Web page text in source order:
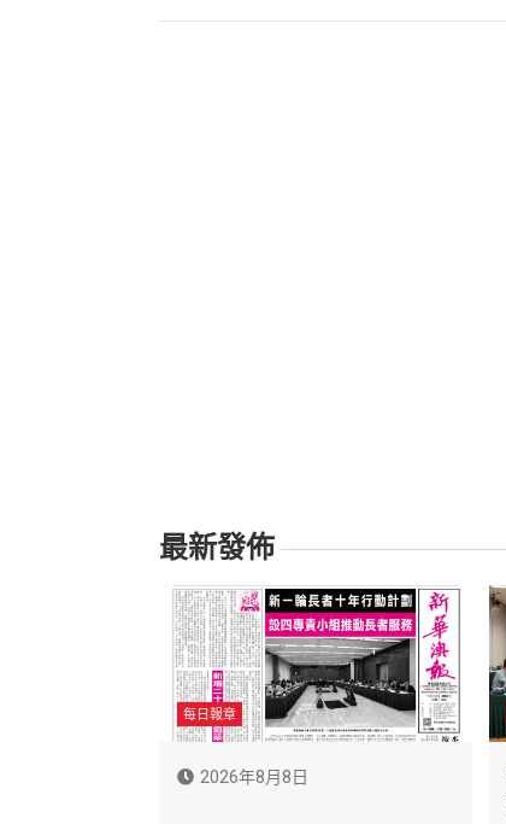
最新發佈
每日報章
2026年8月8日